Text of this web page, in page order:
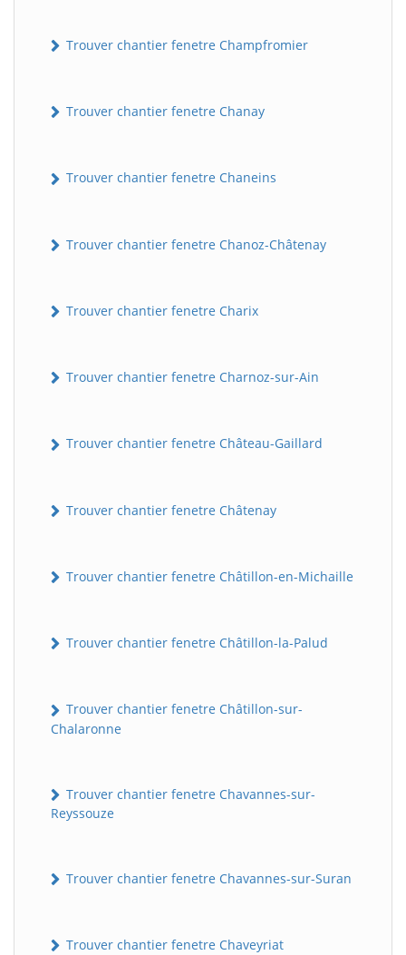
Trouver chantier fenetre Champfromier
Trouver chantier fenetre Chanay
Trouver chantier fenetre Chaneins
Trouver chantier fenetre Chanoz-Châtenay
Trouver chantier fenetre Charix
Trouver chantier fenetre Charnoz-sur-Ain
Trouver chantier fenetre Château-Gaillard
Trouver chantier fenetre Châtenay
Trouver chantier fenetre Châtillon-en-Michaille
Trouver chantier fenetre Châtillon-la-Palud
Trouver chantier fenetre Châtillon-sur-
Chalaronne
Trouver chantier fenetre Chavannes-sur-
Reyssouze
Trouver chantier fenetre Chavannes-sur-Suran
Trouver chantier fenetre Chaveyriat